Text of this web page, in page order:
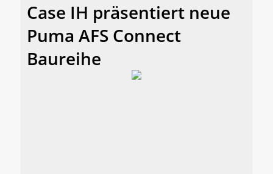
Case IH präsentiert neue
Puma AFS Connect
Baureihe